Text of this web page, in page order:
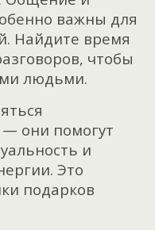
важны для
Найдите время
чтобы
людьми.
они помогут
и
Это
подарков